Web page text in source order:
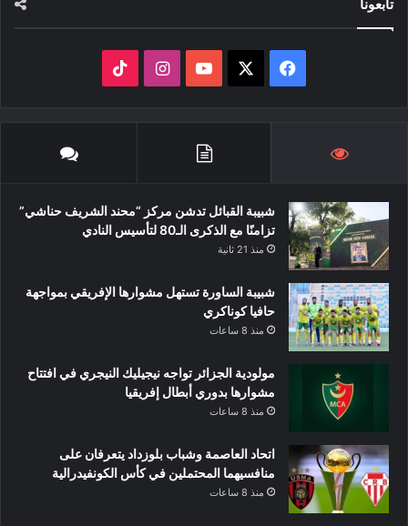
تابعونا
فيسبوك ‫YouTubeانستقرام
شبيبة القبائل تدشن مركز “محند الشريف حناشي”
تزامنًا مع الذكرى الـ80 لتأسيس النادي
منذ 21 ثانية
شبيبة الساورة تستهل مشوارها الإفريقي بمواجهة
حافيا كوناكري
منذ 8 ساعات
مولودية الجزائر تواجه نيجيليك النيجري في افتتاح
مشوارها بدوري أبطال إفريقيا
منذ 8 ساعات
اتحاد العاصمة وشباب بلوزداد يتعرفان على
منافسيهما المحتملين في كأس الكونفيدرالية
منذ 8 ساعات